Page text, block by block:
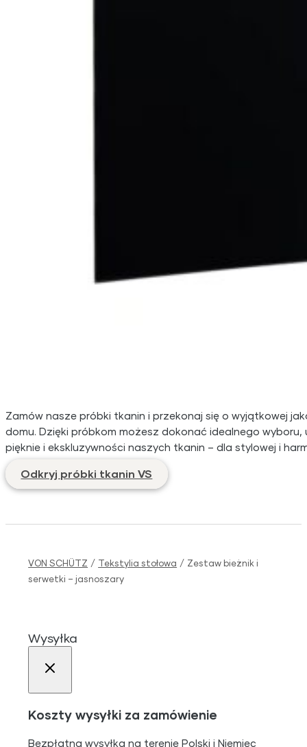
Zamów nasze próbki tkanin i przekonaj się o wyjątkowej
domu. Dzięki próbkom możesz dokonać idealnego
pięknie i ekskluzywności naszych tkanin – dla stylowej i
Odkryj próbki tkanin VS
VON SCHÜTZ / Tekstylia stołowa / Zestaw bieżnik i
serwetki – jasnoszary
Wysyłka
Koszty wysyłki za zamówienie
Bezpłatna wysyłka na terenie Polski i Niemiec